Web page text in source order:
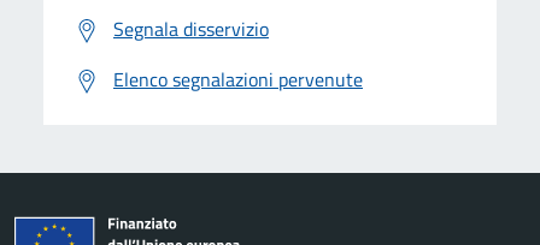
Segnala disservizio
Elenco segnalazioni pervenute